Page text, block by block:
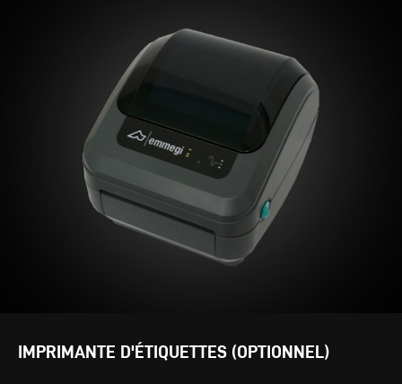
IMPRIMANTE D'ÉTIQUETTES (OPTIONNEL)